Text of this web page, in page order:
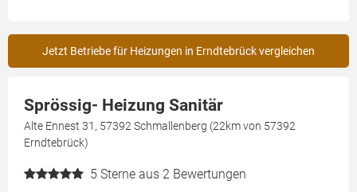
Jetzt Betriebe für Heizungen in Erndtebrück vergleichen
Sprössig- Heizung Sanitär
Alte Ennest 31, 57392 Schmallenberg (22km von 57392
Erndtebrück)
5 Sterne aus 2 Bewertungen